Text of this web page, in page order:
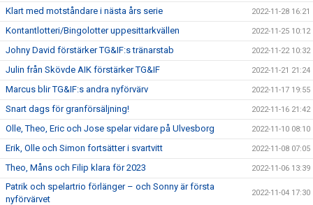
Klart med motståndare i nästa års serie 2022-11-28 16:21
Kontantlotteri/Bingolotter uppesittarkvällen 2022-11-25 10:12
Johny David förstärker TG&IF:s tränarstab 2022-11-22 10:32
Julin från Skövde AIK förstärker TG&IF 2022-11-21 21:24
Marcus blir TG&IF:s andra nyförvärv 2022-11-17 19:55
Snart dags för granförsäljning! 2022-11-16 21:42
Olle, Theo, Eric och Jose spelar vidare på Ulvesborg 2022-11-10 08:10
Erik, Olle och Simon fortsätter i svartvitt 2022-11-08 07:05
Theo, Måns och Filip klara för 2023 2022-11-06 13:39
Patrik och spelartrio förlänger – och Sonny är första
nyförvärvet
2022-11-04 17:30